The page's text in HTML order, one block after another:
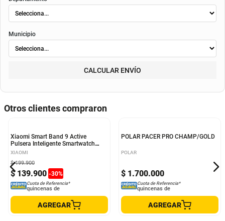
Municipio
CALCULAR ENVÍO
Otros clientes compraron
Xiaomi Smart Band 9 Active
Pulsera Inteligente Smartwatch
Verde
XIAOMI
$ 139.900 -30%
$ 199.900
Cuota de Referencia*
quincenas de
$ 1.700.000
Cuota de Referencia*
quincenas de